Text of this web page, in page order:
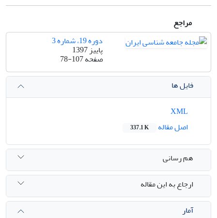
مراجع
دوره 19، شماره 3
پاییز 1397
صفحه78-107
فایل ها
اصل مقاله
337.1 K
هم رسانی
ارجاع به این مقاله
آمار